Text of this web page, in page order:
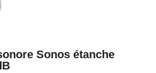
Sonos étanche